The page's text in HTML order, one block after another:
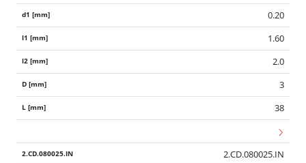
0.20
1.60
2.0
3
38
2.CD.080025.IN